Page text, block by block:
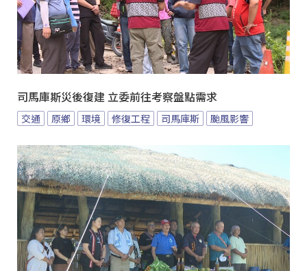
司馬庫斯災後復建 立委前往考察盤點需求
交通 原鄉 環境 修復工程 司馬庫斯 颱風影響